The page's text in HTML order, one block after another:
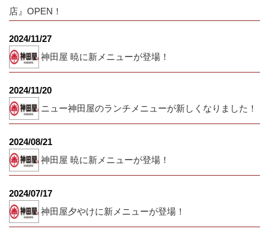
店』OPEN！
2024/11/27
神田屋 暁に新メニューが登場！
2024/11/20
ニュー神田屋のランチメニューが新しくなりました！
2024/08/21
神田屋 暁に新メニューが登場！
2024/07/17
神田屋夕やけに新メニューが登場！